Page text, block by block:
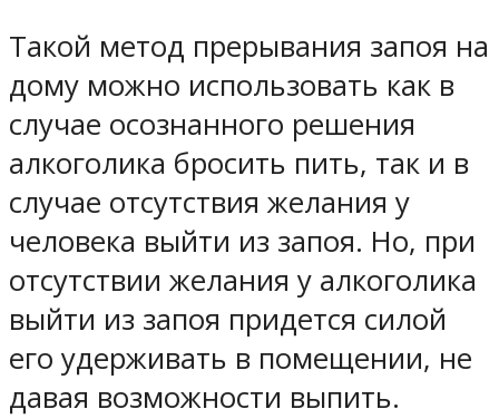
Такой метод прерывания запоя на
дому можно использовать как в
случае осознанного решения
алкоголика бросить пить, так и в
случае отсутствия желания у
человека выйти из запоя. Но, при
отсутствии желания у алкоголика
выйти из запоя придется силой
его удерживать в помещении, не
давая возможности выпить.